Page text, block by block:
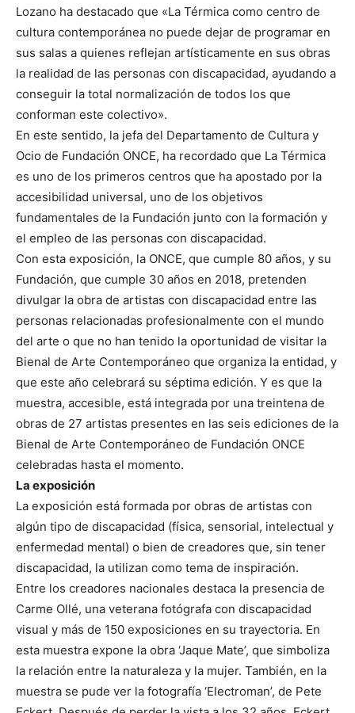
Lozano ha destacado que «La Térmica como centro de
cultura contemporánea no puede dejar de programar en
sus salas a quienes reflejan artísticamente en sus obras
la realidad de las personas con discapacidad, ayudando a
conseguir la total normalización de todos los que
conforman este colectivo».
En este sentido, la jefa del Departamento de Cultura y
Ocio de Fundación ONCE, ha recordado que La Térmica
es uno de los primeros centros que ha apostado por la
accesibilidad universal, uno de los objetivos
fundamentales de la Fundación junto con la formación y
el empleo de las personas con discapacidad.
Con esta exposición, la ONCE, que cumple 80 años, y su
Fundación, que cumple 30 años en 2018, pretenden
divulgar la obra de artistas con discapacidad entre las
personas relacionadas profesionalmente con el mundo
del arte o que no han tenido la oportunidad de visitar la
Bienal de Arte Contemporáneo que organiza la entidad, y
que este año celebrará su séptima edición. Y es que la
muestra, accesible, está integrada por una treintena de
obras de 27 artistas presentes en las seis ediciones de la
Bienal de Arte Contemporáneo de Fundación ONCE
celebradas hasta el momento.
La exposición
La exposición está formada por obras de artistas con
algún tipo de discapacidad (física, sensorial, intelectual y
enfermedad mental) o bien de creadores que, sin tener
discapacidad, la utilizan como tema de inspiración.
Entre los creadores nacionales destaca la presencia de
Carme Ollé, una veterana fotógrafa con discapacidad
visual y más de 150 exposiciones en su trayectoria. En
esta muestra expone la obra ‘Jaque Mate’, que simboliza
la relación entre la naturaleza y la mujer. También, en la
muestra se pude ver la fotografía ‘Electroman’, de Pete